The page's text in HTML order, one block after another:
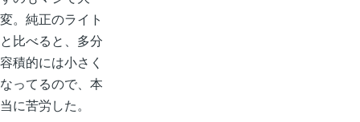
変。純正のライト
と比べると、多分
容積的には小さく
なってるので、本
当に苦労した。